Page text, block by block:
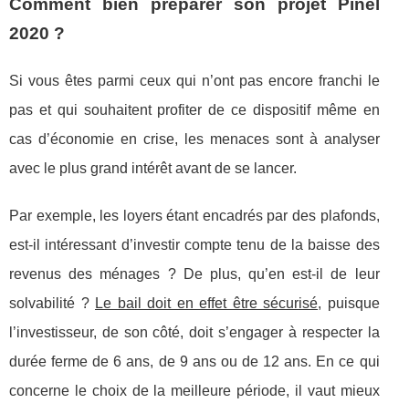
Comment bien préparer son projet Pinel
2020 ?
Si vous êtes parmi ceux qui n’ont pas encore franchi le
pas et qui souhaitent profiter de ce dispositif même en
cas d’économie en crise, les menaces sont à analyser
avec le plus grand intérêt avant de se lancer.
Par exemple, les loyers étant encadrés par des plafonds,
est-il intéressant d’investir compte tenu de la baisse des
revenus des ménages ? De plus, qu’en est-il de leur
solvabilité ? Le bail doit en effet être sécurisé, puisque
l’investisseur, de son côté, doit s’engager à respecter la
durée ferme de 6 ans, de 9 ans ou de 12 ans. En ce qui
concerne le choix de la meilleure période, il vaut mieux